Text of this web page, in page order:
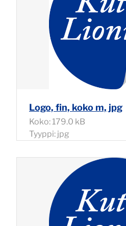
Logo, fin, koko m, jpg
Koko: 179.0 kB
Tyyppi: jpg